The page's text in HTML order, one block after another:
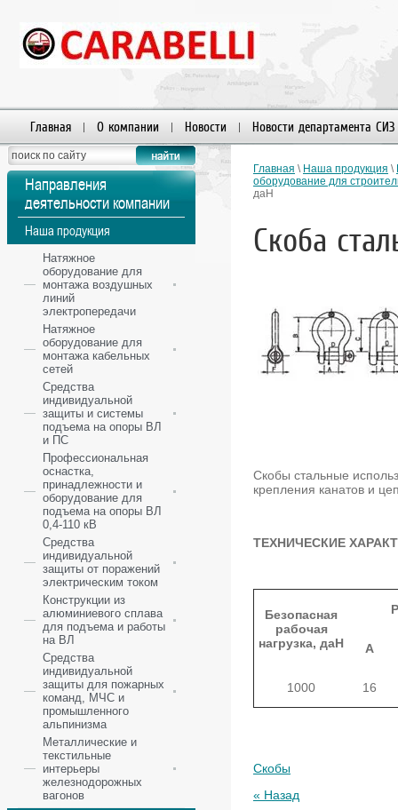
Главная О компании Новости Новости департамента СИЗ
Пользователи
Главная \ Наша продукция \
оборудование для
даН
Скоба
Скобы стальные
крепления канатов и
ТЕХНИЧЕСКИЕ
Безопасная
рабочая
нагрузка, даН
А
1000 16
Скобы
« Назад
Направления
деятельности компании
Наша продукция
Натяжное
оборудование для
монтажа воздушных
линий
электропередачи
Натяжное
оборудование для
монтажа кабельных
сетей
Средства
индивидуальной
защиты и системы
подъема на опоры ВЛ
и ПС
Профессиональная
оснастка,
принадлежности и
оборудование для
подъема на опоры ВЛ
0,4-110 кВ
Средства
индивидуальной
защиты от поражений
электрическим током
Конструкции из
алюминиевого сплава
для подъема и работы
на ВЛ
Средства
индивидуальной
защиты для пожарных
команд, МЧС и
промышленного
альпинизма
Металлические и
текстильные
интерьеры
железнодорожных
вагонов